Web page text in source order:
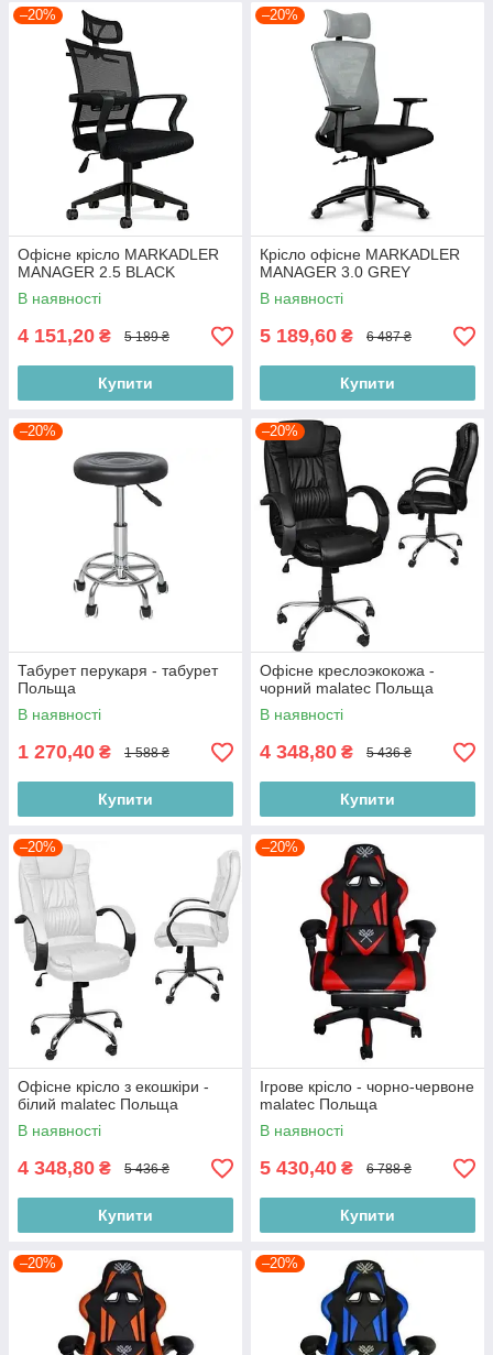
–20%
Офісне крісло MARKADLER
MANAGER 2.5 BLACK
В наявності
4 151,20 ₴ 5 189 ₴
Купити
–20%
Крісло офісне MARKADLER
MANAGER 3.0 GREY
В наявності
5 189,60 ₴ 6 487 ₴
Купити
–20%
Табурет перукаря - табурет
Польща
В наявності
1 270,40 ₴ 1 588 ₴
Купити
–20%
Офісне креслоэкокожа -
чорний malatec Польща
В наявності
4 348,80 ₴ 5 436 ₴
Купити
–20%
Офісне крісло з екошкіри -
білий malatec Польща
В наявності
4 348,80 ₴ 5 436 ₴
Купити
–20%
Ігрове крісло - чорно-червоне
malatec Польща
В наявності
5 430,40 ₴ 6 788 ₴
Купити
–20% –20%